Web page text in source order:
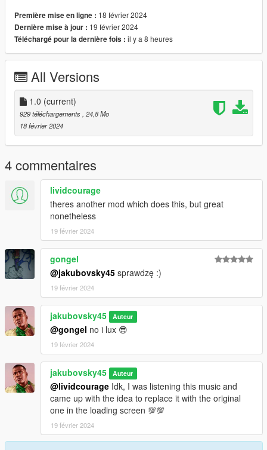
Première mise en ligne : 18 février 2024
Dernière mise à jour : 19 février 2024
Téléchargé pour la dernière fois : il y a 8 heures
All Versions
1.0 (current)
929 téléchargements, 24,8 Mo
18 février 2024
4 commentaires
lividcourage
theres another mod which does this, but great
nonetheless
19 février 2024
gongel
@jakubovsky45 sprawdzę :)
19 février 2024
jakubovsky45 Auteur
@gongel no i lux 😎
19 février 2024
jakubovsky45 Auteur
@lividcourage Idk, I was listening this music and
came up with the idea to replace it with the original
one in the loading screen 💯💯
19 février 2024